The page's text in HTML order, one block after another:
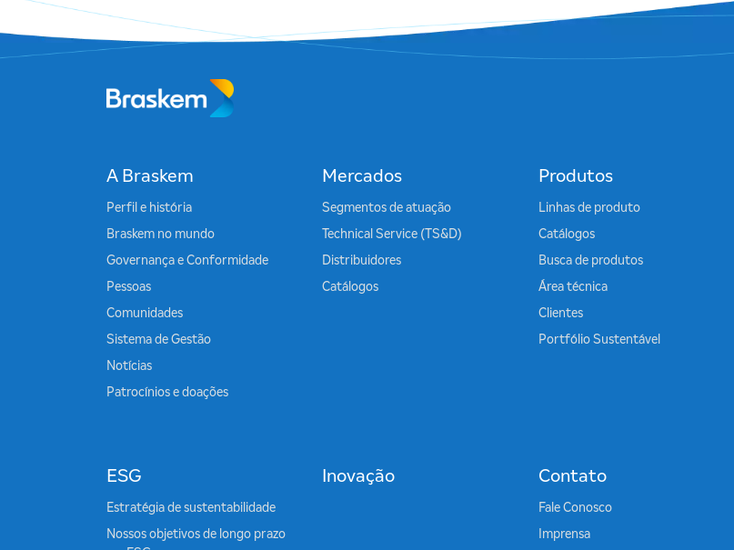
A Braskem
Perfil e história
Braskem no mundo
Governança e Conformidade
Pessoas
Comunidades
Sistema de Gestão
Notícias
Patrocínios e doações
Mercados
Segmentos de atuação
Technical Service (TS&D)
Distribuidores
Catálogos
Produtos
Linhas de produto
Catálogos
Busca de produtos
Área técnica
Clientes
Portfólio Sustentável
ESG
Estratégia de sustentabilidade
Nossos objetivos de longo prazo
Inovação Contato
Fale Conosco
Imprensa